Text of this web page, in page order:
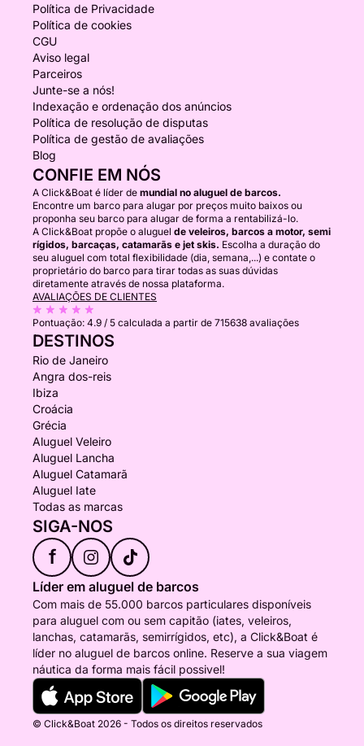
Política de Privacidade
Política de cookies
CGU
Aviso legal
Parceiros
Junte-se a nós!
Indexação e ordenação dos anúncios
Política de resolução de disputas
Política de gestão de avaliações
Blog
CONFIE EM NÓS
A Click&Boat é líder de mundial no aluguel de barcos.
Encontre um barco para alugar por preços muito baixos ou
proponha seu barco para alugar de forma a rentabilizá-lo.
A Click&Boat propõe o aluguel de veleiros, barcos a motor, semi
rígidos, barcaças, catamarãs e jet skis. Escolha a duração do
seu aluguel com total flexibilidade (dia, semana,...) e contate o
proprietário do barco para tirar todas as suas dúvidas
diretamente através de nossa plataforma.
AVALIAÇÕES DE CLIENTES
Pontuação: 4.9 / 5 calculada a partir de 715638 avaliações
DESTINOS
Rio de Janeiro
Angra dos-reis
Ibiza
Croácia
Grécia
Aluguel Veleiro
Aluguel Lancha
Aluguel Catamarã
Aluguel Iate
Todas as marcas
SIGA-NOS
f
Líder em aluguel de barcos
Com mais de 55.000 barcos particulares disponíveis
para aluguel com ou sem capitão (iates, veleiros,
lanchas, catamarãs, semirrígidos, etc), a Click&Boat é
líder no aluguel de barcos online. Reserve a sua viagem
náutica da forma mais fácil possivel!
© Click&Boat 2026 - Todos os direitos reservados